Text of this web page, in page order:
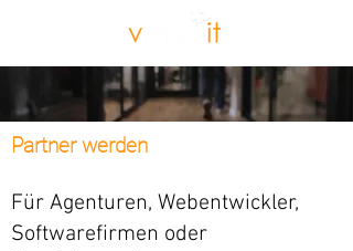
Partner werden
Für Agenturen, Webentwickler,
Softwarefirmen oder